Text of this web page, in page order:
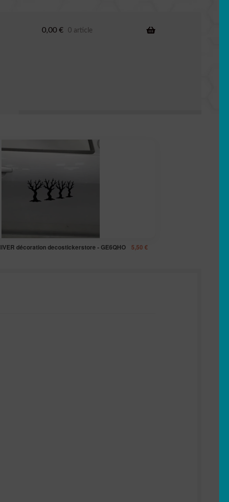
0,00 € 0 article
décoration decostickerstore - GE6QHO 5,50 €